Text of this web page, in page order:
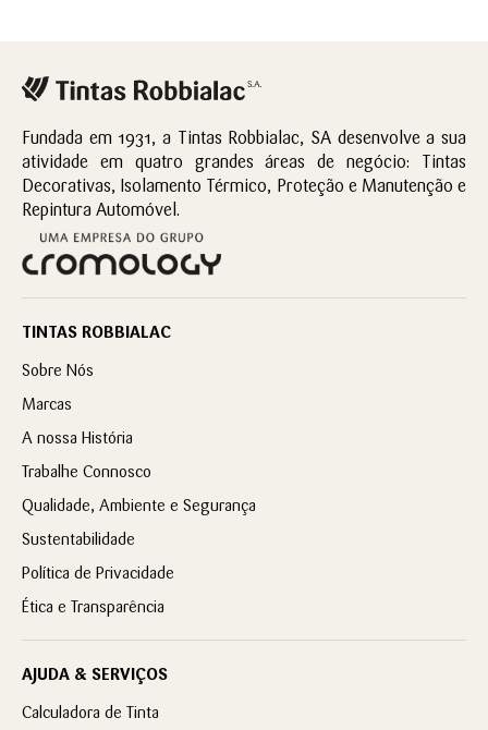
Fundada em 1931, a Tintas Robbialac, SA desenvolve a sua
atividade em quatro grandes áreas de negócio: Tintas
Decorativas, Isolamento Térmico, Proteção e Manutenção e
Repintura Automóvel.
TINTAS ROBBIALAC
Sobre Nós
Marcas
A nossa História
Trabalhe Connosco
Qualidade, Ambiente e Segurança
Sustentabilidade
Política de Privacidade
Ética e Transparência
AJUDA & SERVIÇOS
Calculadora de Tinta